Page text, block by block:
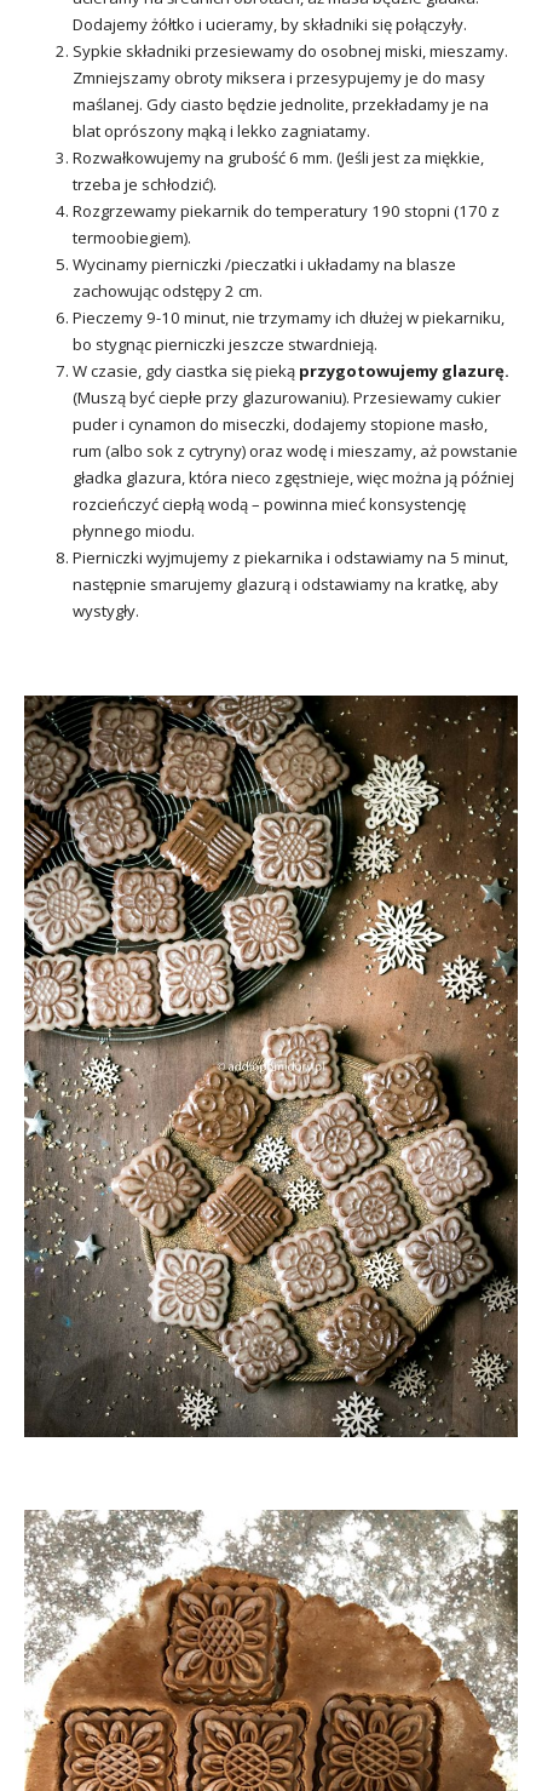
Dodajemy żółtko i ucieramy, by składniki się połączyły.
Sypkie składniki przesiewamy do osobnej miski, mieszamy.
Zmniejszamy obroty miksera i przesypujemy je do masy
maślanej. Gdy ciasto będzie jednolite, przekładamy je na
blat oprószony mąką i lekko zagniatamy.
Rozwałkowujemy na grubość 6 mm. (Jeśli jest za miękkie,
trzeba je schłodzić).
Rozgrzewamy piekarnik do temperatury 190 stopni (170 z
termoobiegiem).
Wycinamy pierniczki /pieczatki i układamy na blasze
zachowując odstępy 2 cm.
Pieczemy 9-10 minut, nie trzymamy ich dłużej w piekarniku,
bo stygnąc pierniczki jeszcze stwardnieją.
W czasie, gdy ciastka się pieką przygotowujemy glazurę.
(Muszą być ciepłe przy glazurowaniu). Przesiewamy cukier
puder i cynamon do miseczki, dodajemy stopione masło,
rum (albo sok z cytryny) oraz wodę i mieszamy, aż powstanie
gładka glazura, która nieco zgęstnieje, więc można ją później
rozcieńczyć ciepłą wodą – powinna mieć konsystencję
płynnego miodu.
Pierniczki wyjmujemy z piekarnika i odstawiamy na 5 minut,
następnie smarujemy glazurą i odstawiamy na kratkę, aby
wystygły.